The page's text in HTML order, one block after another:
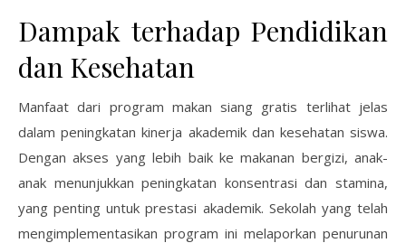
Dampak terhadap Pendidikan
dan Kesehatan
Manfaat dari program makan siang gratis terlihat jelas
dalam peningkatan kinerja akademik dan kesehatan siswa.
Dengan akses yang lebih baik ke makanan bergizi, anak-
anak menunjukkan peningkatan konsentrasi dan stamina,
yang penting untuk prestasi akademik. Sekolah yang telah
mengimplementasikan program ini melaporkan penurunan